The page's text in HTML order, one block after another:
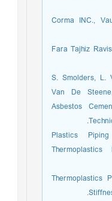
18- Corma INC.,
19-Fara Tajhiz
. 20-S.
Van De
Asbestos
21- Plastics
22-